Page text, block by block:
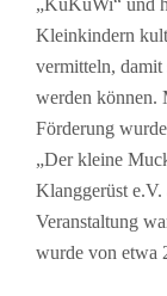
„KuKuWi“ und
Kleinkindern
vermitteln, damit
werden können.
Förderung
„Der kleine
Klanggerüst
Veranstaltung
wurde von etwa